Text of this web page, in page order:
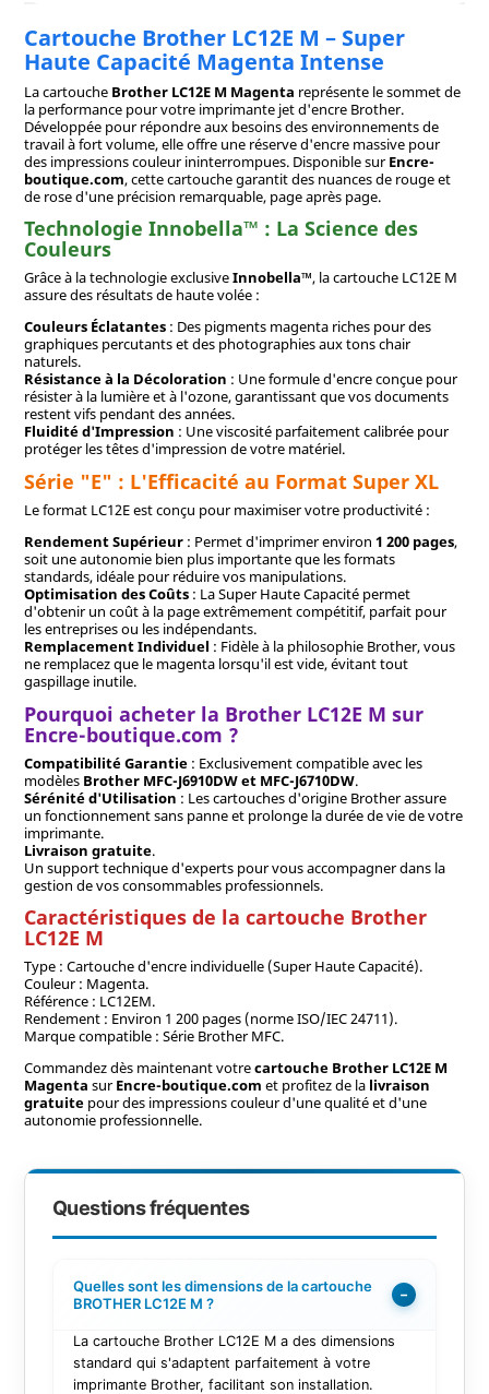
Cartouche Brother LC12E M – Super
Haute Capacité Magenta Intense
La cartouche Brother LC12E M Magenta représente le sommet de
la performance pour votre imprimante jet d'encre Brother.
Développée pour répondre aux besoins des environnements de
travail à fort volume, elle offre une réserve d'encre massive pour
des impressions couleur ininterrompues. Disponible surEncre-
boutique.com, cette cartouche garantit des nuances de rouge et
de rose d'une précision remarquable, page après page.
Technologie Innobella™ : La Science des
Couleurs
Grâce à la technologie exclusiveInnobella™, la cartouche LC12E M
assure des résultats de haute volée :
Couleurs Éclatantes: Des pigments magenta riches pour des
graphiques percutants et des photographies aux tons chair
naturels.
Résistance à la Décoloration : Une formule d'encre conçue pour
résister à la lumière et à l'ozone, garantissant que vos documents
restent vifs pendant des années.
Fluidité d'Impression : Une viscosité parfaitement calibrée pour
protéger les têtes d'impression de votre matériel.
Série "E" : L'Efficacité au Format Super XL
Le format LC12E est conçu pour maximiser votre productivité :
Rendement Supérieur: Permet d'imprimer environ 1 200 pages,
soit une autonomie bien plus importante que les formats
standards, idéale pour réduire vos manipulations.
Optimisation des Coûts: La Super Haute Capacité permet
d'obtenir un coût à la page extrêmement compétitif, parfait pour
les entreprises ou les indépendants.
Remplacement Individuel : Fidèle à la philosophie Brother, vous
ne remplacez que le magenta lorsqu'il est vide, évitant tout
gaspillage inutile.
Pourquoi acheter la Brother LC12E M sur
Encre-boutique.com ?
Compatibilité Garantie: Exclusivement compatible avec les
modèles Brother MFC-J6910DW et MFC-J6710DW.
Sérénité d'Utilisation : Les cartouches d'origine Brother assure
un fonctionnement sans panne et prolonge la durée de vie de votre
imprimante.
Livraison gratuite.
Un support technique d'experts pour vous accompagner dans la
gestion de vos consommables professionnels.
Caractéristiques de la cartouche Brother
LC12E M
Type : Cartouche d'encre individuelle (Super Haute Capacité).
Couleur : Magenta.
Référence : LC12EM.
Rendement : Environ 1 200 pages (norme ISO/IEC 24711).
Marque compatible : Série Brother MFC.
Commandez dès maintenant votrecartouche Brother LC12E M
Magenta surEncre-boutique.com et profitez de la livraison
gratuitepour des impressions couleur d'une qualité et d'une
autonomie professionnelle.
Questions fréquentes
Quelles sont les dimensions de la cartouche
BROTHER LC12E M ?
−
La cartouche Brother LC12E M a des dimensions
standard qui s'adaptent parfaitement à votre
imprimante Brother, facilitant son installation.